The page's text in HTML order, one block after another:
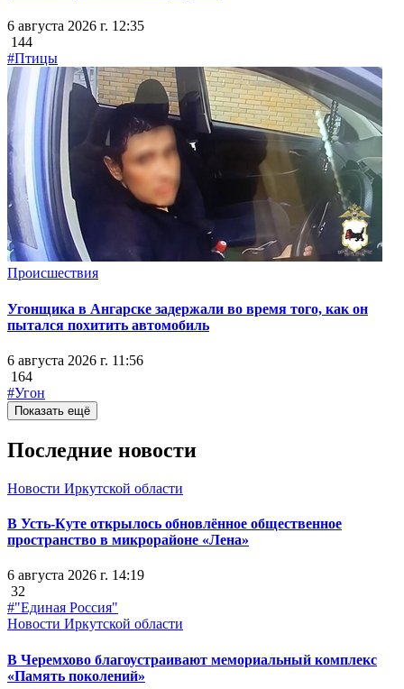
6 августа 2026 г. 12:35
144
#Птицы
Происшествия
Угонщика в Ангарске задержали во время того, как он
пытался похитить автомобиль
6 августа 2026 г. 11:56
164
#Угон
Показать ещё
Последние новости
Новости Иркутской области
В Усть-Куте открылось обновлённое общественное
пространство в микрорайоне «Лена»
6 августа 2026 г. 14:19
32
#"Единая Россия"
Новости Иркутской области
В Черемхово благоустраивают мемориальный комплекс
«Память поколений»